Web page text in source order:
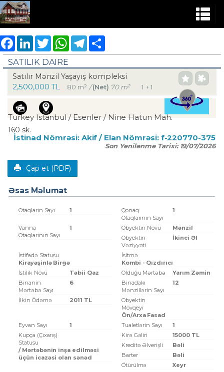
FacebookLinkedInTwitter WhatsAppTelegram
SATILIK DAIRE
Satılır Mənzil Yaşayış kompleksi
2,500,000 TL 80 m² /(Net) 70 m² 1 + 1
Turkey Istanbul / Esenler/ Nine Hatun Mah.
160 sk.
İstinad Nömrəsi: Akif / Elan Nömrəsi: f-220770-375
Son Yenilənmə Tarixi: 19/07/2026
Çap et (PDF)
Əsas Məlumat
Otaqların Sayı 1
Qonaq
Otaqlarının Sayı
1
Vanna
Otaqlarının Sayı
1 Obyektin Növü
Mənzil
Obyektin
Vəziyyəti
İkinci Əl
İstifadə Statusu
Kirayəşinlə Birgə
İsitmə
Kombi - Qızdırıcı
İstilik Növü
Təbii Qaz Olduğu Mərtəbə
Yarım Zəmin
Binanin
Mərtəbə Sayı
6
Binadakı
Mənzillərin Sayı
12
İlkin Ödəmə 2011 TL
Obyektin
Mövqeyi
Ön/Arxa Fasad
Eyvan Sayı
1 Tualetlərin Sayı
1
Kupça (Çıxarış)
Statusu
/ Mərtəbənin inşa edilməsi
üçün icazəsi olan sənəd
Kirə Gəliri
15000 TL
Kreditə Əlverişli
Bəli
Barter
Bəli
Ötürülmə
Xeyr